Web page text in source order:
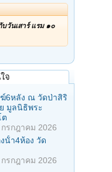
วันเสาร์ แรม ๑๐
จ
6หลัง ณ วัดป่าสิริ
มูลนิธิพระ
ต
กรกฎาคม 2026
นั้า4ห้อง วัด
รกฎาคม 2026